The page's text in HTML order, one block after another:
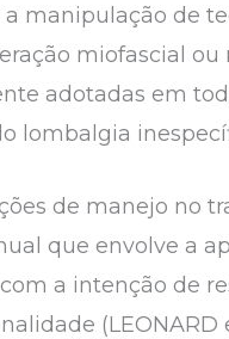
manipulação de
miofascial ou
adotadas em
de manejo no
que envolve a
a intenção de
(LEONARD